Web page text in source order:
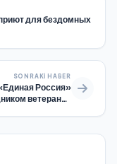
для бездомных
SONRAKI HABER
Россия»
ветеранов